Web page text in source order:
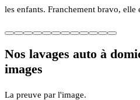
les enfants. Franchement bravo, elle
Nos lavages auto à
images
La preuve par l'image.